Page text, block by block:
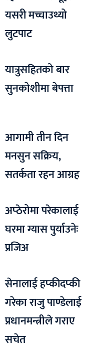
यसरी मच्चाउथ्यो
लुटपाट
यात्रुसहितको बार
सुनकोशीमा बेपत्ता
आगामी तीन दिन
मनसुन सक्रिय,
सतर्कता रहन आग्रह
अप्ठेरोमा परेकालाई
घरमा ग्यास पुर्याउनेः
प्रजिअ
सेनालाई हप्कीदप्की
गरेका राजु पाण्डेलाई
प्रधानमन्त्रीले गराए
सचेत